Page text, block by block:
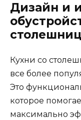
Дизайн и
Кухни со
все более
Это
которое
максимально